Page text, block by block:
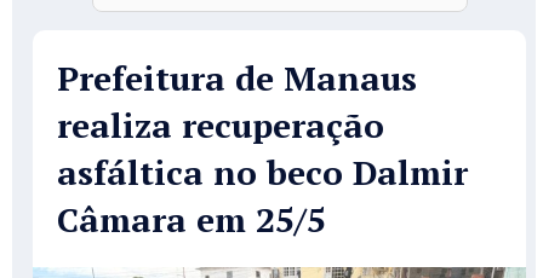
Prefeitura de Manaus
realiza recuperação
asfáltica no beco Dalmir
Câmara em 25/5